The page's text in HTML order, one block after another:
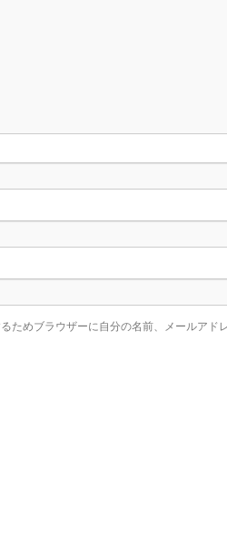
ためブラウザーに自分の名前、メールアド